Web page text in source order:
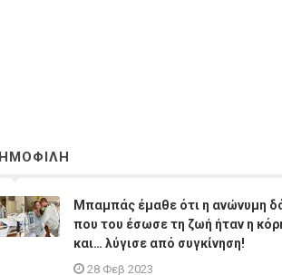
Μπαμπάς έμαθε ότι η ανώνυμη
που του έσωσε τη ζωή ήταν η
και… λύγισε από συγκίνηση!
28 Φεβ 2023